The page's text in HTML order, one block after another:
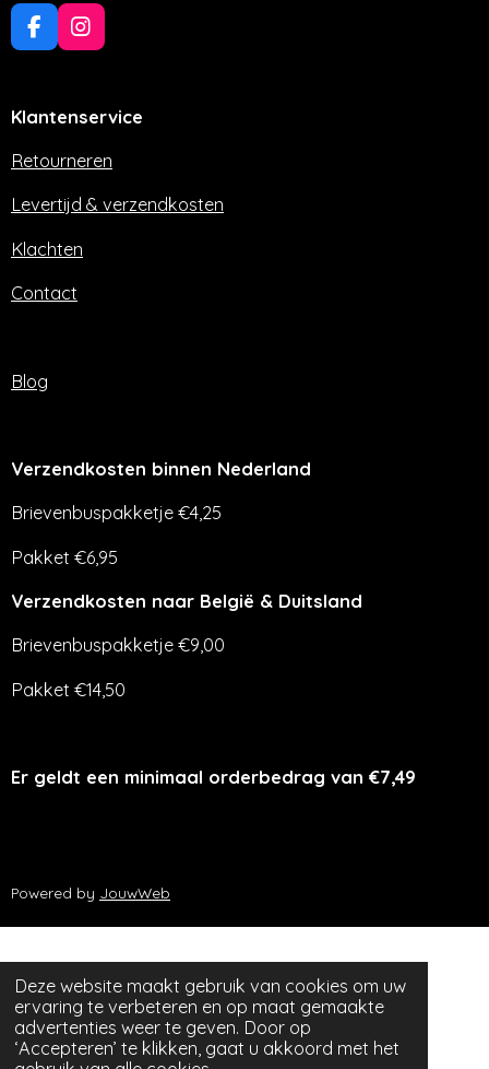
Deze website maakt gebruik van cookies om uw
ervaring te verbeteren en op maat gemaakte
advertenties weer te geven. Door op
‘Accepteren’ te klikken, gaat u akkoord met het
F
a
b
o
I
n
a
r
m
Klantenservice
Retourneren
Levertijd & verzendkosten
Klachten
Contact
Blog
Verzendkosten binnen Nederland
Brievenbuspakketje €4,25
Pakket €6,95
Verzendkosten naar België & Duitsland
Brievenbuspakketje €9,00
Pakket €14,50
Er geldt een minimaal orderbedrag van €7,49
Powered by JouwWeb